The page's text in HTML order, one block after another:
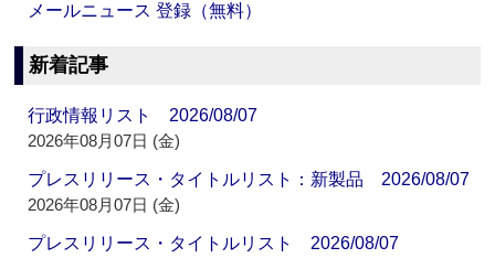
メールニュース 登録（無料）
新着記事
行政情報リスト 2026/08/07
2026年08月07日 (金)
プレスリリース・タイトルリスト：新製品 2026/08/07
2026年08月07日 (金)
プレスリリース・タイトルリスト 2026/08/07